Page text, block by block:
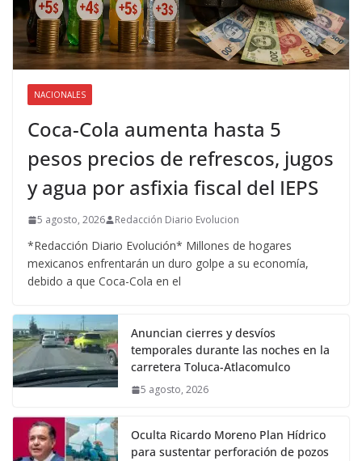
NACIONALES
Coca-Cola aumenta hasta 5
pesos precios de refrescos, jugos
y agua por asfixia fiscal del IEPS
5 agosto, 2026 Redacción Diario Evolucion
*Redacción Diario Evolución* Millones de hogares
mexicanos enfrentarán un duro golpe a su economía,
debido a que Coca-Cola en el
Anuncian cierres y desvíos
temporales durante las noches en la
carretera Toluca-Atlacomulco
5 agosto, 2026
Oculta Ricardo Moreno Plan Hídrico
para sustentar perforación de pozos